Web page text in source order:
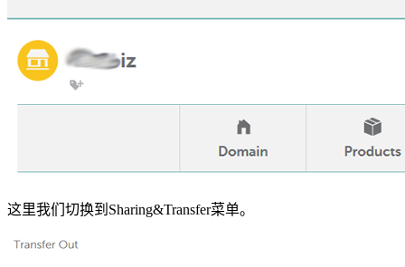
这里我们切换到Sharing&Transfer菜单。